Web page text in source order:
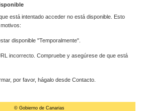
está intentado acceder no está disponible. Esto
disponible "Temporalmente".
incorrecto. Compruebe y asegúrese de que está
por favor, hágalo desde Contacto.
© Gobierno de Canarias